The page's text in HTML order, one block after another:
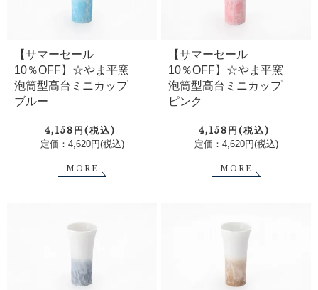
【サマーセール
10％OFF】☆やま平窯
泡筒型高台ミニカップ
ブルー
4,158円(税込)
定価：4,620円(税込)
MORE
【サマーセール
10％OFF】☆やま平窯
泡筒型高台ミニカップ
ピンク
4,158円(税込)
定価：4,620円(税込)
MORE